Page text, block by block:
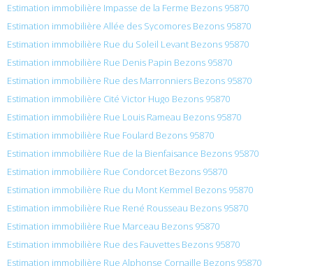
Estimation immobilière Impasse de la Ferme Bezons 95870
Estimation immobilière Allée des Sycomores Bezons 95870
Estimation immobilière Rue du Soleil Levant Bezons 95870
Estimation immobilière Rue Denis Papin Bezons 95870
Estimation immobilière Rue des Marronniers Bezons 95870
Estimation immobilière Cité Victor Hugo Bezons 95870
Estimation immobilière Rue Louis Rameau Bezons 95870
Estimation immobilière Rue Foulard Bezons 95870
Estimation immobilière Rue de la Bienfaisance Bezons 95870
Estimation immobilière Rue Condorcet Bezons 95870
Estimation immobilière Rue du Mont Kemmel Bezons 95870
Estimation immobilière Rue René Rousseau Bezons 95870
Estimation immobilière Rue Marceau Bezons 95870
Estimation immobilière Rue des Fauvettes Bezons 95870
Estimation immobilière Rue Alphonse Cornaille Bezons 95870